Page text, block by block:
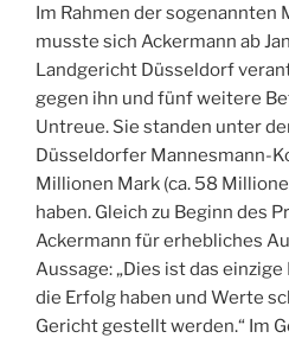
Im Rahmen der sogenannten
musste sich Ackermann ab
Landgericht Düsseldorf
gegen ihn und fünf weitere
Untreue. Sie standen unter
Düsseldorfer Mannesmann-
Millionen Mark (ca. 58
haben. Gleich zu Beginn des
Ackermann für erhebliches
Aussage: „Dies ist das
die Erfolg haben und Werte
Gericht gestellt werden.“ Im